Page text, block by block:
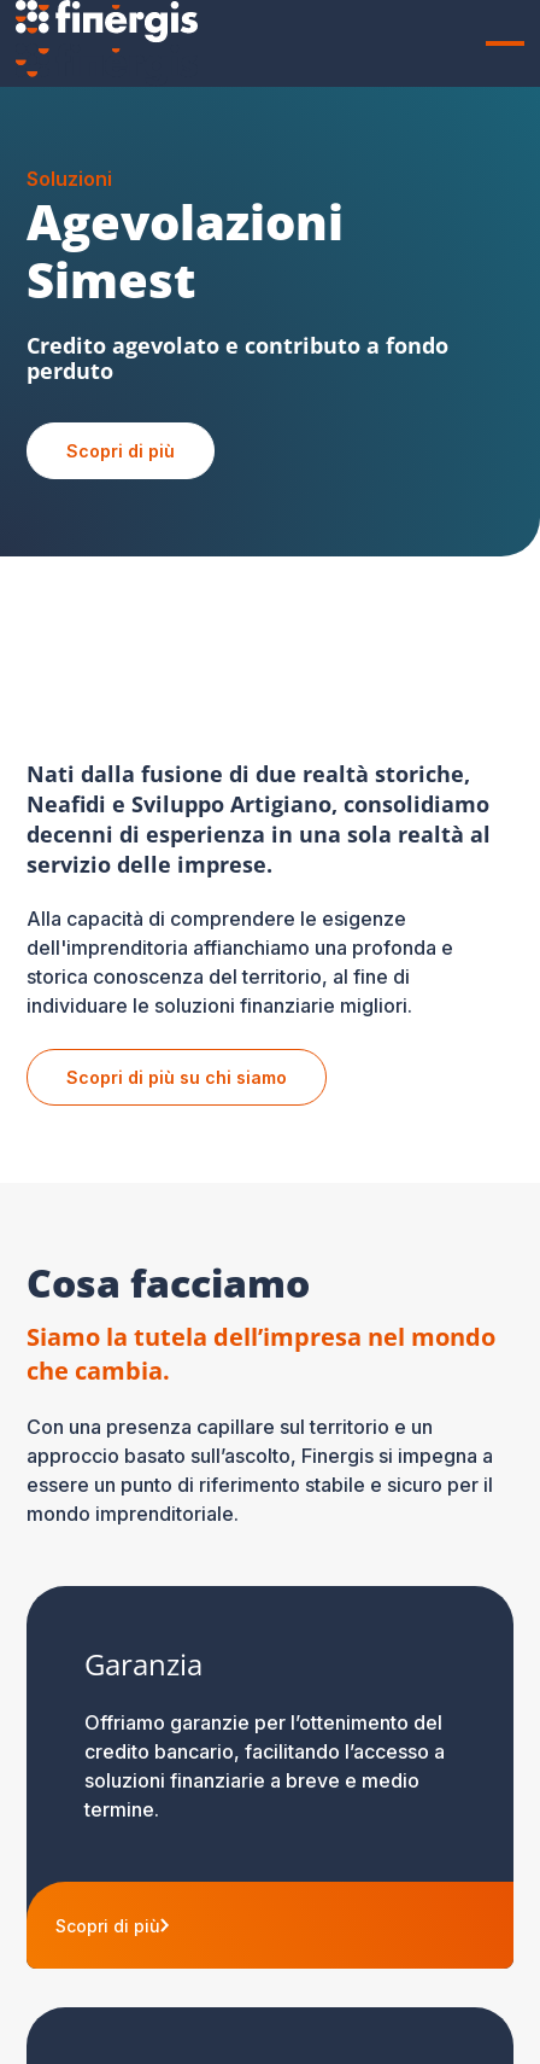
Soluzioni
Sabatini FVG
contributo a fondo perduto
Scopri di più
Nati dalla fusione di due realtà storiche,
Neafidi e Sviluppo Artigiano, consolidiamo
decenni di esperienza in una sola realtà al
servizio delle imprese.
Alla capacità di comprendere le esigenze
dell'imprenditoria affianchiamo una profonda e
storica conoscenza del territorio, al fine di
individuare le soluzioni finanziarie migliori.
Scopri di più su chi siamo
Cosa facciamo
Siamo la tutela dell’impresa nel mondo
che cambia.
Con una presenza capillare sul territorio e un
approccio basato sull’ascolto, Finergis si impegna a
essere un punto di riferimento stabile e sicuro per il
mondo imprenditoriale.
Garanzia
Offriamo garanzie per l’ottenimento del
credito bancario, facilitando l’accesso a
soluzioni finanziarie a breve e medio
termine.
Scopri di più